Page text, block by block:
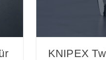
KNIPEX